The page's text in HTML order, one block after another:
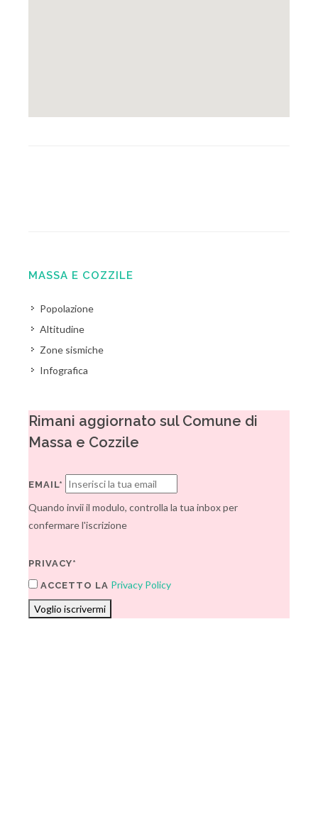
MASSA E COZZILE
Popolazione
Altitudine
Zone sismiche
Infografica
Rimani aggiornato sul Comune di
Massa e Cozzile
EMAIL*
Quando invii il modulo, controlla la tua inbox per
confermare l'iscrizione
PRIVACY*
ACCETTO LA Privacy Policy
Voglio iscrivermi